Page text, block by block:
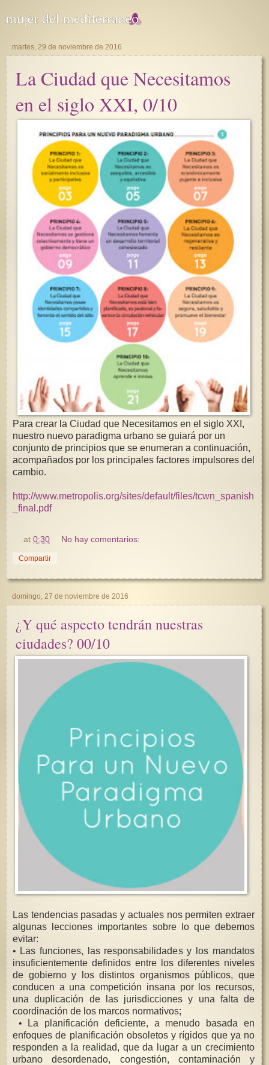
martes, 29 de noviembre de 2016
La Ciudad que Necesitamos
en el siglo XXI, 0/10
Para crear la Ciudad que Necesitamos en el siglo XXI,
nuestro nuevo paradigma urbano se guiará por un
conjunto de principios que se enumeran a continuación,
acompañados por los principales factores impulsores del
cambio.
http://www.metropolis.org/sites/default/files/tcwn_spanish
_final.pdf
at0:30 No hay comentarios:
Compartir
domingo, 27 de noviembre de 2016
¿Y qué aspecto tendrán nuestras
ciudades? 00/10
Las tendencias pasadas y actuales nos permiten extraer
algunas lecciones importantes sobre lo que debemos
evitar:
• Las funciones, las responsabilidades y los mandatos
insuficientemente definidos entre los diferentes niveles
de gobierno y los distintos organismos públicos, que
conducen a una competición insana por los recursos,
una duplicación de las jurisdicciones y una falta de
coordinación de los marcos normativos;
• La planificación deficiente, a menudo basada en
enfoques de planificación obsoletos y rígidos que ya no
responden a la realidad, que da lugar a un crecimiento
urbano desordenado, congestión, contaminación y